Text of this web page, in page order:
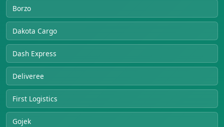
Borzo
Dakota Cargo
Dash Express
Deliveree
First Logistics
Gojek